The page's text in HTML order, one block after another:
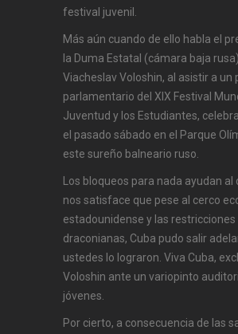
festival juvenil.
Más aún cuando de ello habla el
la Duma Estatal (cámara baja
Viacheslav Voloshin, al asistir a un
parlamentario del XIX Festival
Juventud y los Estudiantes,
el pasado sábado en el Parque
este sureño balneario ruso.
Los bloqueos para nada ayudan al
nos satisface que pese al cerco
estadounidense y las restricciones
draconianas, Cuba pudo salir
ustedes lo lograron. Viva Cuba,
Voloshin ante un variopinto
jóvenes.
Por cierto, a consecuencia de las